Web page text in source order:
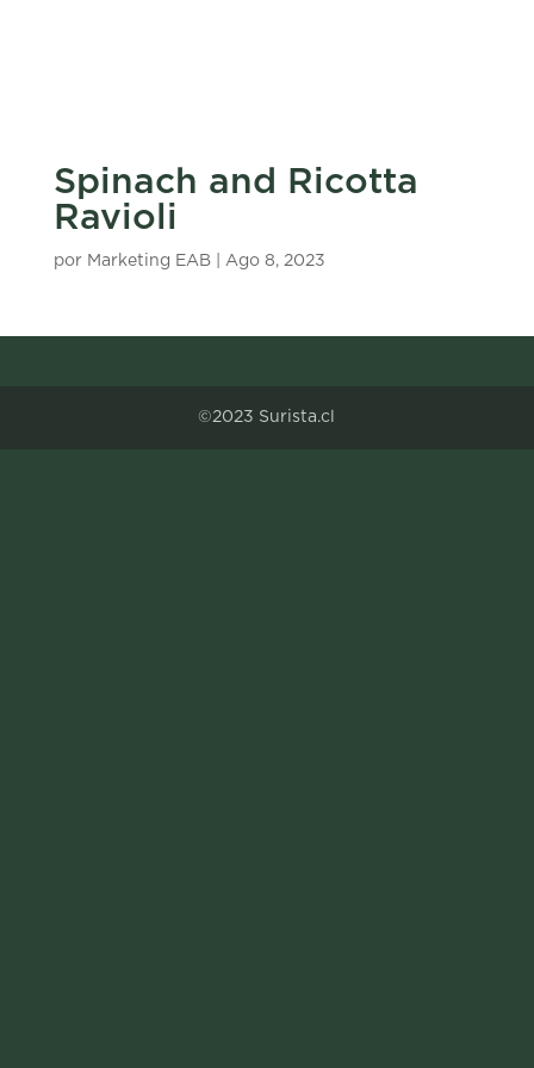
Spinach and Ricotta
Ravioli
por Marketing EAB| Ago 8, 2023
©2023 Surista.cl